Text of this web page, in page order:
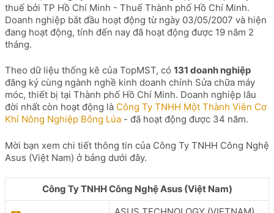
thuế bởi TP Hồ Chí Minh - Thuế Thành phố Hồ Chí Minh.
Doanh nghiệp bắt đầu hoạt động từ ngày 03/05/2007 và hiện
đang hoạt động, tính đến nay đã hoạt động được 19 năm 2
tháng.
Theo dữ liệu thống kê của TopMST, có 131 doanh nghiệp
đăng ký cùng ngành nghề kinh doanh chính Sửa chữa máy
móc, thiết bị tại Thành phố Hồ Chí Minh. Doanh nghiệp lâu
đời nhất còn hoạt động là Công Ty TNHH Một Thành Viên Cơ
Khí Nông Nghiệp Bông Lúa - đã hoạt động được 34 năm.
Mời bạn xem chi tiết thông tin của Công Ty TNHH Công Nghệ
Asus (Việt Nam) ở bảng dưới đây.
Công Ty TNHH Công Nghệ Asus (Việt Nam)